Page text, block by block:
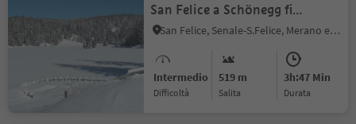
San Felice a Schönegg fino
al Lago di Tret
San Felice, Senale-S.Felice, Merano e dintorni
Intermedio
Difficoltà
519 m
Salita
3h:47 Min
durata